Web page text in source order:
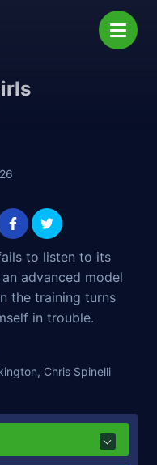
to listen to its
advanced model
the training turns
in trouble.
Chris Spinelli